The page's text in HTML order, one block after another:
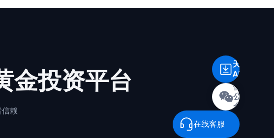
金投资平台
赖
天誉
APP
微
信
公
众
号
在线客服